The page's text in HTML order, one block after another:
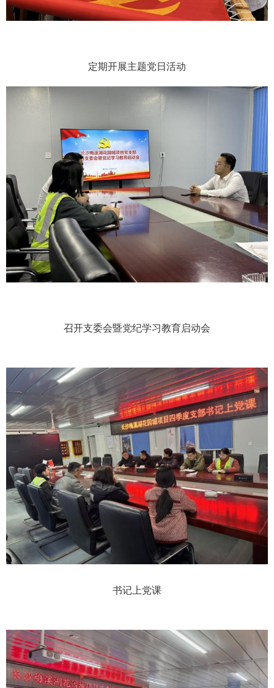
定期开展主题党日活动
召开支委会暨党纪学习教育启动会
书记上党课